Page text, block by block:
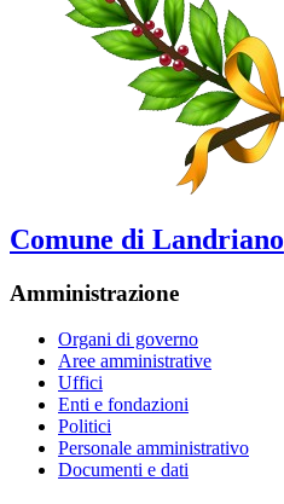
Comune di Landriano
Amministrazione
Organi di governo
Aree amministrative
Uffici
Enti e fondazioni
Politici
Personale amministrativo
Documenti e dati